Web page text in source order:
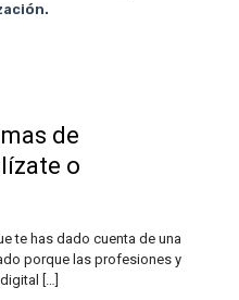
de
o
te has dado cuenta de una
porque las profesiones y
[…]